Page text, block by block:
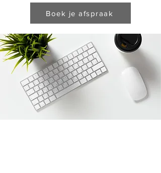
Boek je afspraak